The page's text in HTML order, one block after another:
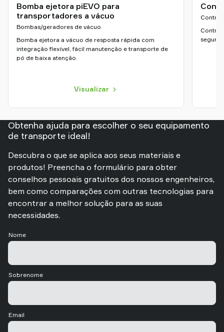
Bomba ejetora piEVO para
transportadores a vácuo
Bombas/geradores de vácuo
Bomba ejetora a vácuo de resposta rápida com
integração flexível, fácil manutenção e transporte de
pó de baixa atenção.
Visualizar
Obtenha ajuda para escolher o seu equipamento
de transporte ideal!
Descubra o que se aplica aos seus materiais e
produtos! Preencha o formulário para obter
conselhos pessoais gratuitos dos nossos engenheiros,
bem como comparações com outras tecnologias para
encontrar a melhor solução para as suas
necessidades.
Nome
Sobrenome
Email